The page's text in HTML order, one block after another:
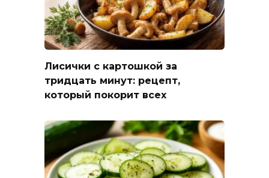
Лисички с картошкой за
тридцать минут: рецепт,
который покорит всех